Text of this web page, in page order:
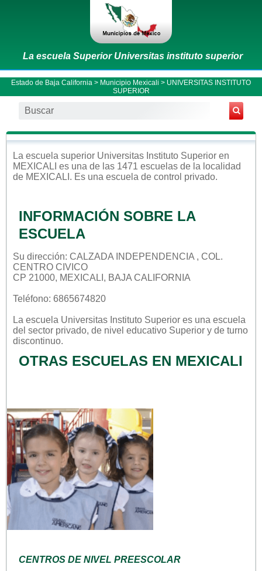
La escuela Superior Universitas instituto superior
Estado de Baja California > Municipio Mexicali > UNIVERSITAS INSTITUTO
SUPERIOR
La escuela superior Universitas Instituto Superior en
MEXICALI es una de las 1471 escuelas de la localidad
de MEXICALI . Es una escuela de control privado.
INFORMACIÓN SOBRE LA
ESCUELA
Su dirección: CALZADA INDEPENDENCIA , COL.
CENTRO CIVICO
CP 21000, MEXICALI, BAJA CALIFORNIA
Teléfono: 6865674820
La escuela Universitas Instituto Superior es una escuela
del sector privado, de nivel educativo Superior y de turno
discontinuo.
OTRAS ESCUELAS EN MEXICALI
CENTROS DE NIVEL PREESCOLAR